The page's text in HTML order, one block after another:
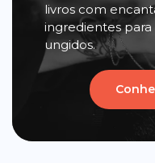
livros com
ingredientes
ungidos.